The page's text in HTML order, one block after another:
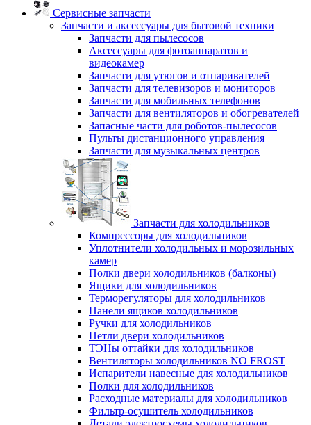
Сервисные запчасти
Запчасти и аксессуары для бытовой техники
Запчасти для пылесосов
Аксессуары для фотоаппаратов и
видеокамер
Запчасти для утюгов и отпаривателей
Запчасти для телевизоров и мониторов
Запчасти для мобильных телефонов
Запчасти для вентиляторов и обогревателей
Запасные части для роботов-пылесосов
Пульты дистанционного управления
Запчасти для музыкальных центров
Запчасти для холодильников
Компрессоры для холодильников
Уплотнители холодильных и морозильных
камер
Полки двери холодильников (балконы)
Ящики для холодильников
Терморегуляторы для холодильников
Панели ящиков холодильников
Ручки для холодильников
Петли двери холодильников
ТЭНы оттайки для холодильников
Вентиляторы холодильников NO FROST
Испарители навесные для холодильников
Полки для холодильников
Расходные материалы для холодильников
Фильтр-осушитель холодильников